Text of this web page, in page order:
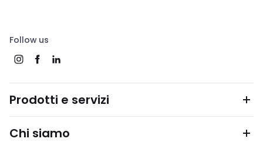
Follow us
Prodotti e servizi
Chi siamo